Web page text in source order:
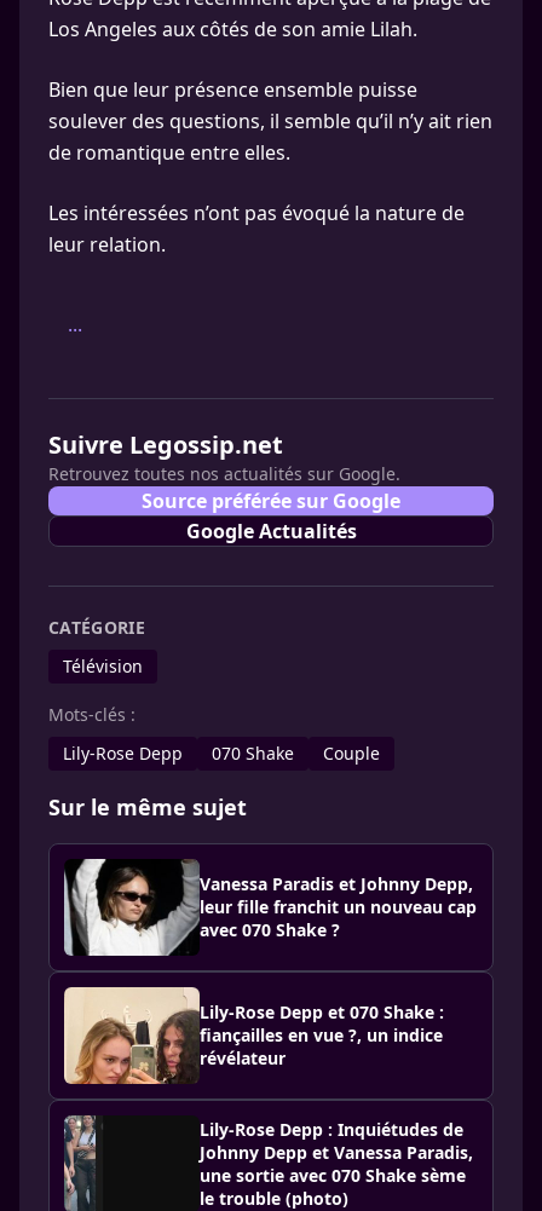
Los Angeles aux côtés de son amie Lilah.
Bien que leur présence ensemble puisse
soulever des questions, il semble qu’il n’y ait rien
de romantique entre elles.
Les intéressées n’ont pas évoqué la nature de
leur relation.
...
Suivre Legossip.net
Retrouvez toutes nos actualités sur Google.
Source préférée sur Google
Google Actualités
CATÉGORIE
Télévision
Mots-clés :
Lily-Rose Depp
070 Shake Couple
Sur le même sujet
Vanessa Paradis et Johnny Depp,
leur fille franchit un nouveau cap
avec 070 Shake ?
Lily-Rose Depp et 070 Shake :
fiançailles en vue ?, un indice
révélateur
Lily-Rose Depp : Inquiétudes de
Johnny Depp et Vanessa Paradis,
une sortie avec 070 Shake sème
le trouble (photo)